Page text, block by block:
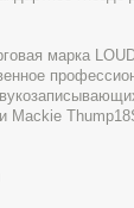
марка
Mackie